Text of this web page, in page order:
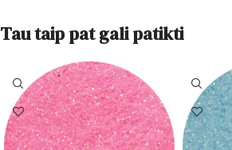
Tau taip pat gali patikti